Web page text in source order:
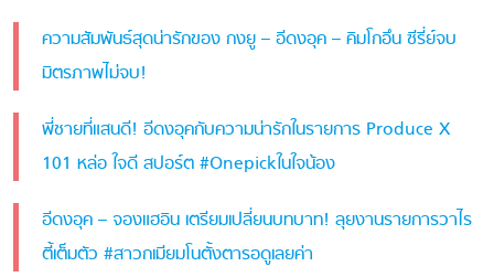
ความสัมพันธ์สุดน่ารักของ กงยู – อีดงอุค – คิมโกอึน ซีรี่ย์จบ
มิตรภาพไม่จบ!
พี่ชายที่แสนดี! อีดงอุคกับความน่ารักในรายการ Produce X
101 หล่อ ใจดี สปอร์ต #Onepickในใจน้อง
อีดงอุค – จองแฮอิน เตรียมเปลี่ยนบทบาท! ลุยงานรายการวาไร
ตี้เต็มตัว #สาวกเมียมโนตั้งตารอดูเลยค่า